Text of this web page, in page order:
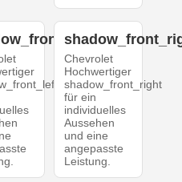
Chevrolet
Hochwertiger
shadow_front_right
für ein
individuelles
Aussehen
und eine
angepasste
Leistung.